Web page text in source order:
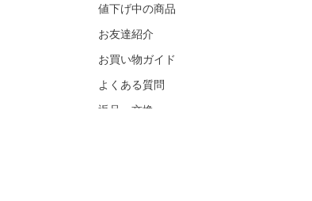
値下げ中の商品
お友達紹介
お買い物ガイド
よくある質問
返品・交換